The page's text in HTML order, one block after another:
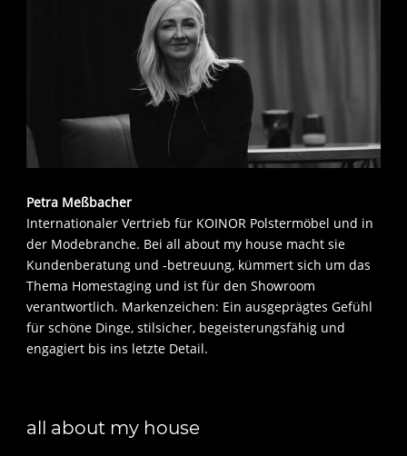
Petra Meßbacher
Internationaler Vertrieb für KOINOR Polstermöbel und in
der Modebranche. Bei all about my house macht sie
Kundenberatung und -betreuung, kümmert sich um das
Thema Homestaging und ist für den Showroom
verantwortlich. Markenzeichen: Ein ausgeprägtes Gefühl
für schöne Dinge, stilsicher, begeisterungsfähig und
engagiert bis ins letzte Detail.
all about my house